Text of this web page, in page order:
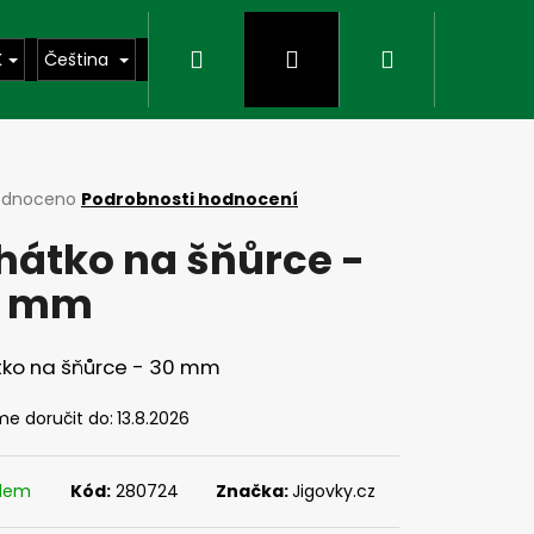
Čeština Hledat PřihlášeníNákupní
Podrobnosti hodnocení
na šňůrce -
mm
na šňůrce - 30 mm
doručit do: 13.8.2026
Kód: 280724 Značka:Jigovky.cz
Následující